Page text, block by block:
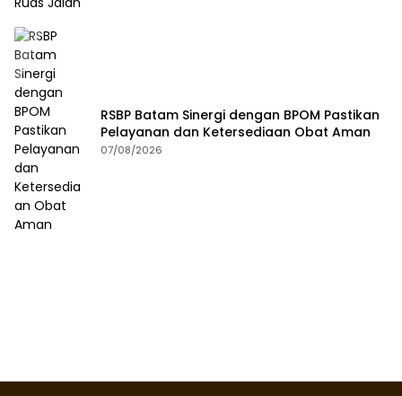
RSBP Batam Sinergi dengan BPOM Pastikan
Pelayanan dan Ketersediaan Obat Aman
07/08/2026